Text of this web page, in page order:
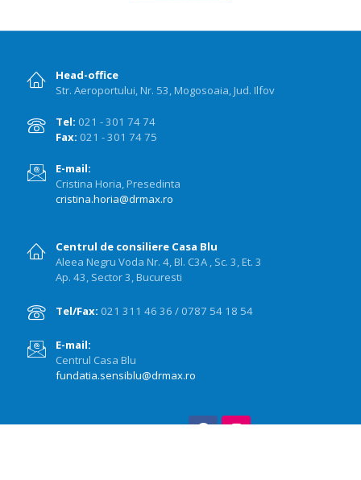
Head-office
Str. Aeroportului, Nr. 53, Mogosoaia, Jud. Ilfov
Tel: 021 - 301 74 74
Fax: 021 - 301 74 75
E-mail:
Cristina Horia, Presedinta
cristina.horia@drmax.ro
Centrul de consiliere Casa Blu
Aleea Negru Voda Nr. 4, Bl. C3A , Sc. 3, Et. 3
Ap. 43, Sector 3, Bucuresti
Tel/Fax: 021 311 46 36 / 0787 54 18 54
E-mail:
Centrul Casa Blu
fundatia.sensiblu@drmax.ro
Urmăriți-ne pe